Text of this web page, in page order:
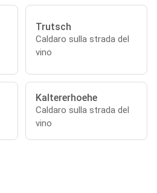
Trutsch
Caldaro sulla strada del
vino
Kaltererhoehe
Caldaro sulla strada del
vino